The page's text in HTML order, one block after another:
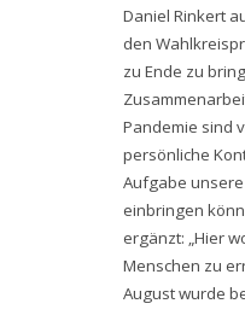
Daniel Rinkert
den
zu Ende zu
Pandemie sind
persönliche
Aufgabe
einbringen
ergänzt: „Hier
Menschen zu
August wurde